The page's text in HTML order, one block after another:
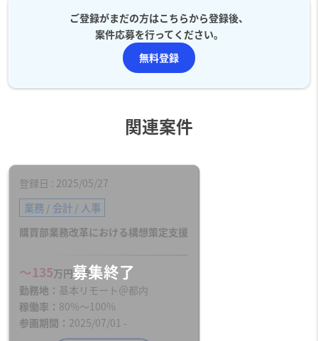
ご登録がまだの方はこちらから登録後、
案件応募を行ってください。
無料登録
関連案件
登録日 2025/05/27
業務 / 会計 / 人事
購買部業務改革における構想策定支援
〜135万円／月
勤務地
基本リモート＠都内
稼働率
80%〜100%
参画期間
2025/07/01 -